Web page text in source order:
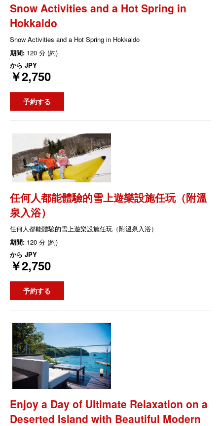
Snow Activities and a Hot Spring in
Hokkaido
Snow Activities and a Hot Spring in Hokkaido
期間: 120 分 (約)
から JPY
￥2,750
予約する
任何人都能體驗的雪上遊樂設施任玩（附溫
泉入浴）
任何人都能體驗的雪上遊樂設施任玩（附溫泉入浴）
期間: 120 分 (約)
から JPY
￥2,750
予約する
Enjoy a Day of Ultimate Relaxation on a
Deserted Island with Beautiful Modern